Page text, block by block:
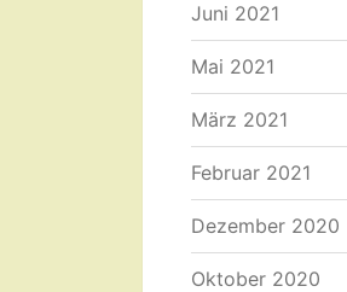
Juni 2021
Mai 2021
März 2021
Februar 2021
Dezember 2020
Oktober 2020